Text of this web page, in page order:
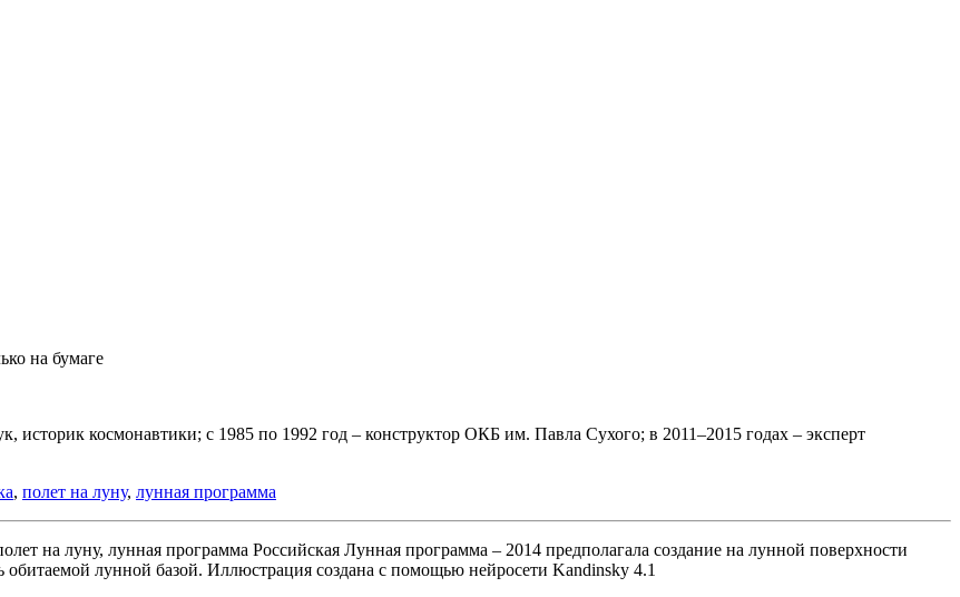
на бумаге
историк космонавтики; с 1985 по 1992 год – конструктор ОКБ им. Павла Сухого; в 2011–2015 годах – эксперт
, полет на луну, лунная программа
Российская Лунная программа – 2014 предполагала создание на лунной поверхности
лунной базой. Иллюстрация создана с помощью нейросети Kandinsky 4.1